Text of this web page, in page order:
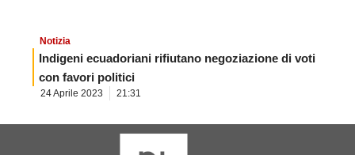
Notizia
Indigeni ecuadoriani rifiutano negoziazione di voti
con favori politici
24 Aprile 2023 21:31